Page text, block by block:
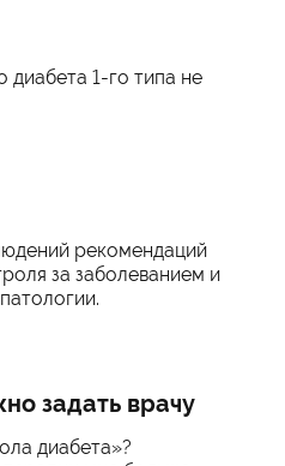
диабета 1-го типа не
рекомендаций
за заболеванием и
задать врачу
диабета»?